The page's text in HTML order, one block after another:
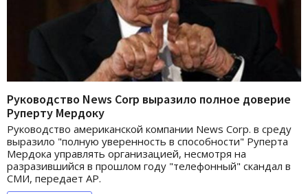
Руководство News Corp выразило полное доверие
Руперту Мердоку
Руководство американской компании News Corp. в среду
выразило "полную уверенность в способности" Руперта
Мердока управлять организацией, несмотря на
разразившийся в прошлом году "телефонный" скандал в
СМИ, передает AP.